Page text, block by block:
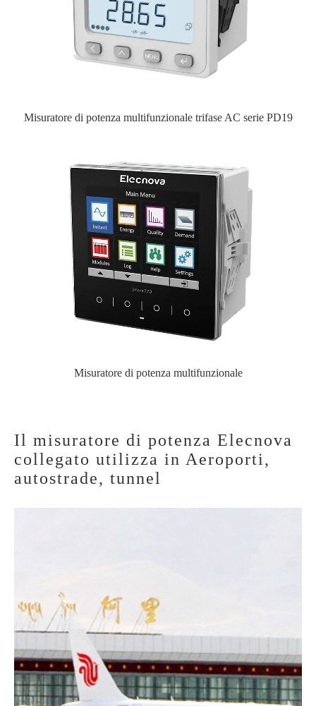
Misuratore di potenza multifunzionale trifase AC serie PD19
Misuratore di potenza multifunzionale
Il misuratore di potenza Elecnova
collegato utilizza in Aeroporti,
autostrade, tunnel